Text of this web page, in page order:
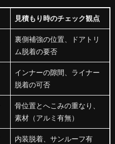
見積もり時のチェック観点
裏側補強の位置、ドアトリ
ム脱着の要否
インナーの隙間、ライナー
脱着の可否
骨位置とへこみの重なり、
素材（アルミ有無）
内装脱着、サンルーフ有